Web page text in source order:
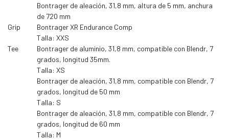
Bontrager de aleación, 31,8 mm, altura de 5 mm, anchura
de 720 mm
Grip
Bontrager XR Endurance Comp
Tee
Talla: XXS
Bontrager de aluminio, 31,8 mm, compatible con Blendr, 7
grados, longitud 35mm.
Talla: XS
Bontrager de aleación, 31,8 mm, compatible con Blendr, 7
grados, longitud de 50 mm
Talla: S
Bontrager de aleación, 31,8 mm, compatible con Blendr, 7
grados, longitud de 60 mm
Talla: M